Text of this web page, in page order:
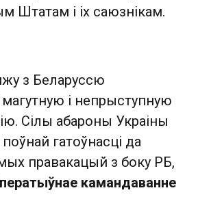
Штатам і іх саюзнікам.
з Беларуссю
магутную і непрыступную
Сілы абароны Украіны
гатоўнасці да
правакацый з боку РБ,
камандаванне